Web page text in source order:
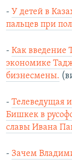
- У детей в
пальцев при
- Как введение
экономике
бизнесмены.
- Телеведущая
Бишкек в
славы Ивана
- Зачем